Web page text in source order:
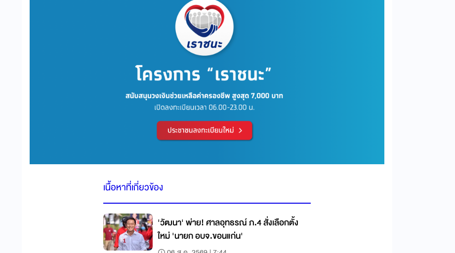
เนื้อหาที่เกี่ยวข้อง
'วัฒนา' พ่าย! ศาลอุทธรณ์ ภ.4 สั่งเลือกตั้ง
ใหม่ 'นายก อบจ.ขอนแก่น'